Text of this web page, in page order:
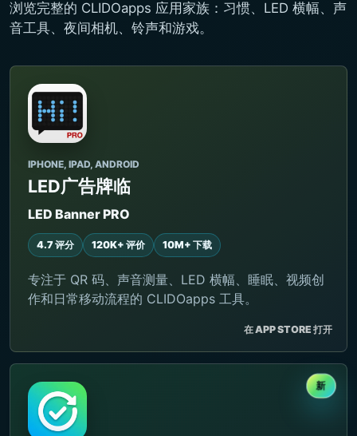
浏览完整的 CLIDOapps 应用家族：习惯、LED 横幅、声
音工具、夜间相机、铃声和游戏。
IPHONE, IPAD, ANDROID
LED广告牌临
LED Banner PRO
4.7 评分 120K+ 评价 10M+ 下载
专注于 QR 码、声音测量、LED 横幅、睡眠、视频创
作和日常移动流程的 CLIDOapps 工具。
在 APP STORE 打开
新